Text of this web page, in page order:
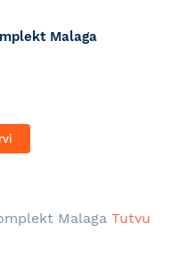
Malaga
Malaga Tutvu